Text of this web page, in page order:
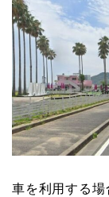
車を利用する